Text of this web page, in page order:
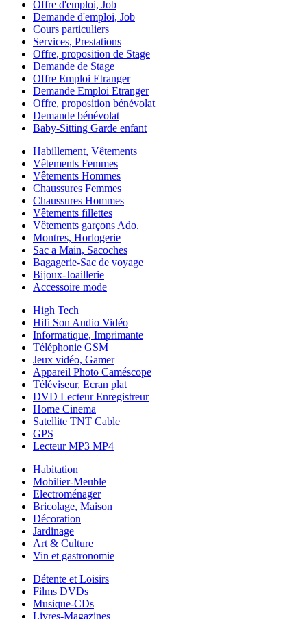
Offre d'emploi, Job
Demande d'emploi, Job
Cours particuliers
Services, Prestations
Offre, proposition de Stage
Demande de Stage
Offre Emploi Etranger
Demande Emploi Etranger
Offre, proposition bénévolat
Demande bénévolat
Baby-Sitting Garde enfant
Habillement, Vêtements
Vêtements Femmes
Vêtements Hommes
Chaussures Femmes
Chaussures Hommes
Vêtements fillettes
Vêtements garçons Ado.
Montres, Horlogerie
Sac a Main, Sacoches
Bagagerie-Sac de voyage
Bijoux-Joaillerie
Accessoire mode
High Tech
Hifi Son Audio Vidéo
Informatique, Imprimante
Téléphonie GSM
Jeux vidéo, Gamer
Appareil Photo Caméscope
Téléviseur, Ecran plat
DVD Lecteur Enregistreur
Home Cinema
Satellite TNT Cable
GPS
Lecteur MP3 MP4
Habitation
Mobilier-Meuble
Electroménager
Bricolage, Maison
Décoration
Jardinage
Art & Culture
Vin et gastronomie
Détente et Loisirs
Films DVDs
Musique-CDs
Livres-Magazines